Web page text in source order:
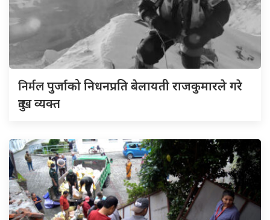
निर्मलपुर्जाको निधनप्रति बेलायती राजकुमारले गरे
दुःख व्यक्त